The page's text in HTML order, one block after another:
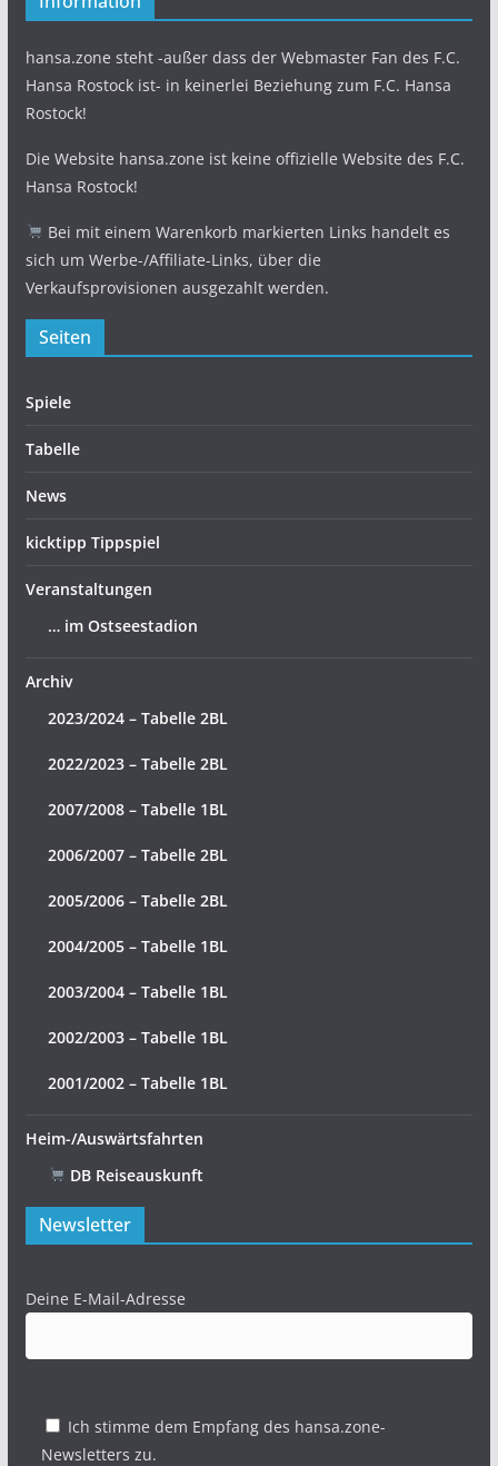
hansa.zone steht -außer dass der Webmaster Fan des F.C.
Hansa Rostock ist- in keinerlei Beziehung zum F.C. Hansa
Rostock!
Die Website hansa.zone ist keine offizielle Website des F.C.
Hansa Rostock!
Bei mit einem Warenkorb markierten Links handelt es
sich um Werbe-/Affiliate-Links, über die
Verkaufsprovisionen ausgezahlt werden.
Seiten
Spiele
Tabelle
News
kicktipp Tippspiel
Veranstaltungen
… im Ostseestadion
Archiv
2023/2024 – Tabelle 2BL
2022/2023 – Tabelle 2BL
2007/2008 – Tabelle 1BL
2006/2007 – Tabelle 2BL
2005/2006 – Tabelle 2BL
2004/2005 – Tabelle 1BL
2003/2004 – Tabelle 1BL
2002/2003 – Tabelle 1BL
2001/2002 – Tabelle 1BL
Heim-/Auswärtsfahrten
DB Reiseauskunft
Newsletter
Deine E-Mail-Adresse
Ich stimme dem Empfang des hansa.zone-
Newsletters zu.